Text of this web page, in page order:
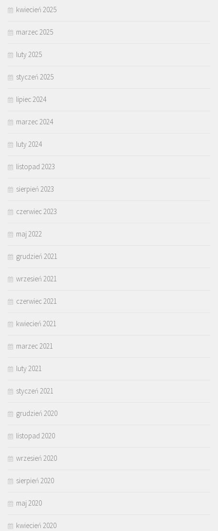
kwiecień 2025
marzec 2025
luty 2025
styczeń 2025
lipiec 2024
marzec 2024
luty 2024
listopad 2023
sierpień 2023
czerwiec 2023
maj 2022
grudzień 2021
wrzesień 2021
czerwiec 2021
kwiecień 2021
marzec 2021
luty 2021
styczeń 2021
grudzień 2020
listopad 2020
wrzesień 2020
sierpień 2020
maj 2020
kwiecień 2020